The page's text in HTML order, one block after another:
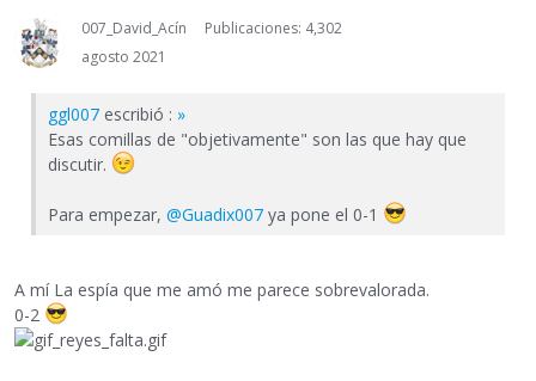
007_David_Acín
Publicaciones: 4,302
agosto 2021
ggl007 escribió : »
Esas comillas de "objetivamente" son las que hay que
discutir.
Para empezar, @Guadix007 ya pone el 0-1
A mí La espía que me amó me parece sobrevalorada.
0-2